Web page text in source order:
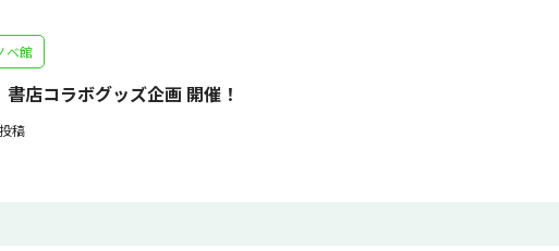
ベ館
書店コラボグッズ企画 開催！
稿